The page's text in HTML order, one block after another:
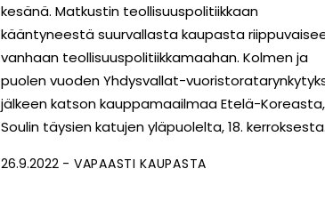
kesänä. Matkustin teollisuuspolitiikkaan
kääntyneestä suurvallasta kaupasta
vanhaan teollisuuspolitiikkamaahan. Kolmen ja
puolen vuoden Yhdysvallat-
jälkeen katson kauppamaailmaa Etelä-Koreasta,
Soulin täysien katujen yläpuolelta, 18. kerroksesta.
26.9.2022 VAPAASTI KAUPASTA